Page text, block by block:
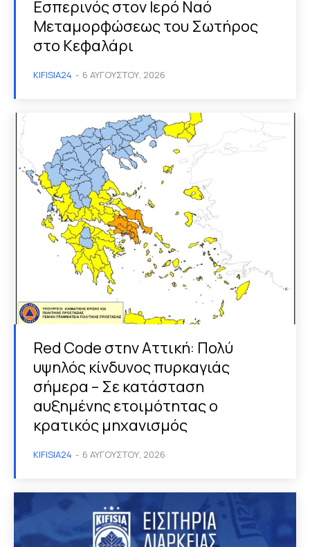
Εσπερινός στον Ιερό Ναό
Μεταμορφώσεως του Σωτήρος
στο Κεφαλάρι
KIFISIA24 - 6 ΑΥΓΟΎΣΤΟΥ, 2026
Red Code στην Αττική: Πολύ
υψηλός κίνδυνος πυρκαγιάς
σήμερα – Σε κατάσταση
αυξημένης ετοιμότητας ο
κρατικός μηχανισμός
KIFISIA24 - 6 ΑΥΓΟΎΣΤΟΥ, 2026